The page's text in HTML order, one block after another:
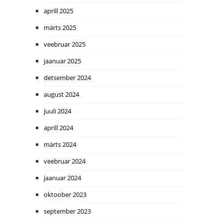
aprill 2025
märts 2025
veebruar 2025
jaanuar 2025
detsember 2024
august 2024
juuli 2024
aprill 2024
märts 2024
veebruar 2024
jaanuar 2024
oktoober 2023
september 2023